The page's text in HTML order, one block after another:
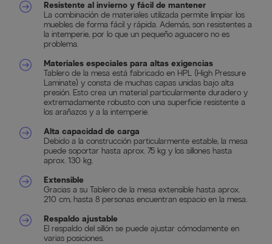
Resistente al invierno y fácil de mantener
La combinación de materiales utilizada permite limpiar los
muebles de forma fácil y rápida. Además, son resistentes a
la intemperie, por lo que un pequeño aguacero no es
problema.
Materiales especiales para altas exigencias
Tablero de la mesa está fabricado en HPL (High Pressure
Laminate) y consta de muchas capas unidas bajo alta
presión. Esto crea un material particularmente duradero y
extremadamente robusto con una superficie resistente a
los arañazos y a la intemperie.
Alta capacidad de carga
Debido a la construcción particularmente estable, la mesa
puede soportar hasta aprox. 75 kg y los sillones hasta
aprox. 130 kg.
Extensible
Gracias a su Tablero de la mesa extensible hasta aprox.
210 cm, hasta 8 personas encuentran espacio en la mesa.
Respaldo ajustable
El respaldo del sillón se puede ajustar cómodamente en
varias posiciones.